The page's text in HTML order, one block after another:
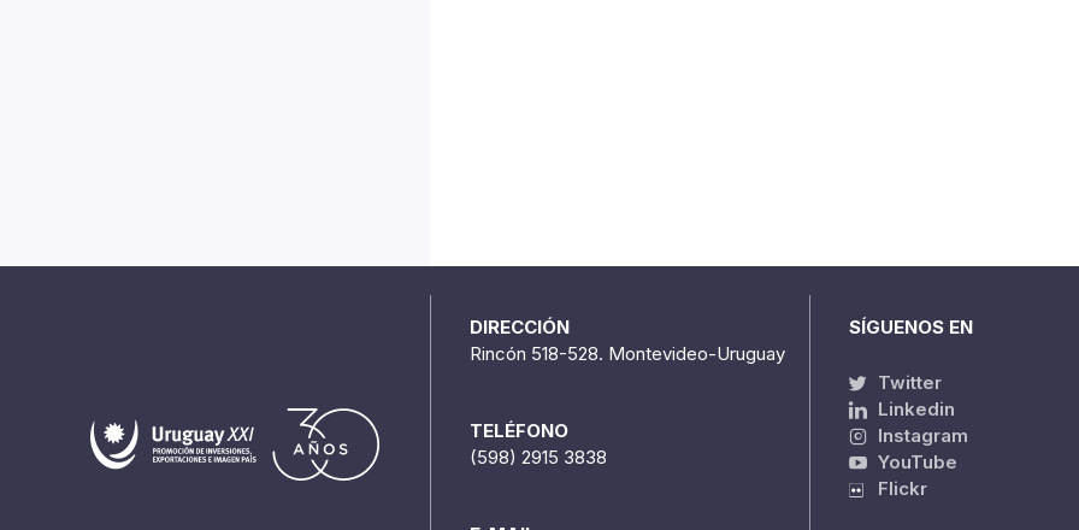
DIRECCIÓN
Rincón 518-528. Montevideo-Uruguay
TELÉFONO
(598) 2915 3838
SÍGUENOS EN
Twitter
Linkedin
Instagram
YouTube
Flickr